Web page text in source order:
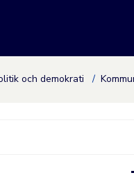
och demokrati